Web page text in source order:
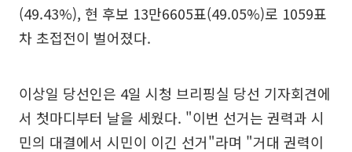
(49.43%), 현 후보 13만6605표(49.05%)로 1059표
차 초접전이 벌어졌다.
이상일 당선인은 4일 시청 브리핑실 당선 기자회견에
서 첫마디부터 날을 세웠다. "이번 선거는 권력과 시
민의 대결에서 시민이 이긴 선거"라며 "거대 권력이